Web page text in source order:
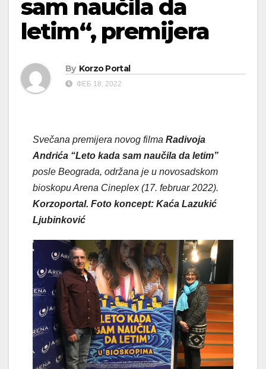
sam naučila da
letim“, premijera
By Korzo Portal
ФЕБ 18, 2022
Svečana premijera novog filma Radivoja
Andrića “Leto kada sam naučila da letim”
posle Beograda, održana je u novosadskom
bioskopu Arena Cineplex (17. februar 2022).
Korzoportal. Foto koncept: Kaća Lazukić
Ljubinković